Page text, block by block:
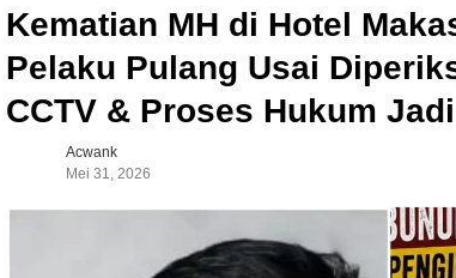
Kematian MH di Hotel
Pelaku Pulang Usai
CCTV & Proses Hukum
Acwank
Mei 31, 2026